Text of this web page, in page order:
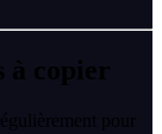
à copier
pour